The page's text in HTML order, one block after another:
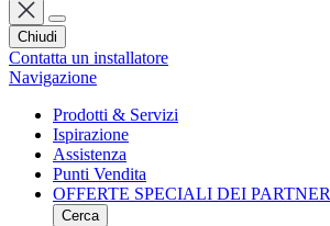
Chiudi
Contatta un installatore
Navigazione
Prodotti & Servizi
Ispirazione
Assistenza
Punti Vendita
OFFERTE SPECIALI DEI PARTNER
Cerca